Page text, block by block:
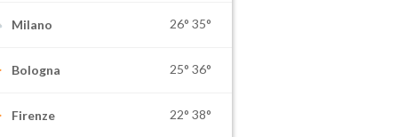
Milano 26° 35°
Bologna 25° 36°
Firenze 22° 38°